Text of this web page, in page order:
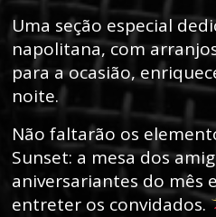
Uma seção especial
napolitana, com
para a ocasião,
noite.
Não faltarão os
Sunset: a mesa dos
aniversariantes do mês
entreter os convidados.